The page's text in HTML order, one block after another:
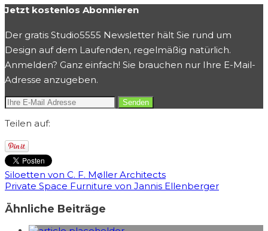
Jetzt kostenlos Abonnieren
Der gratis Studio5555 Newsletter hält Sie rund um
Design auf dem Laufenden, regelmäßig natürlich.
Anmelden? Ganz einfach! Sie brauchen nur Ihre E-Mail-
Adresse anzugeben.
Teilen auf:
Siloetten von C. F. Møller Architects
Private Space Furniture von Jannis Ellenberger
Ähnliche Beiträge